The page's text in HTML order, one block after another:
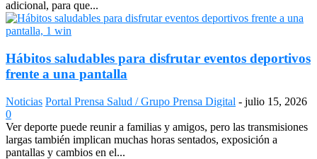
adicional, para que...
Hábitos saludables para disfrutar eventos deportivos
frente a una pantalla
Noticias Portal Prensa Salud / Grupo Prensa Digital - julio 15, 2026
0
Ver deporte puede reunir a familias y amigos, pero las transmisiones
largas también implican muchas horas sentados, exposición a
pantallas y cambios en el...